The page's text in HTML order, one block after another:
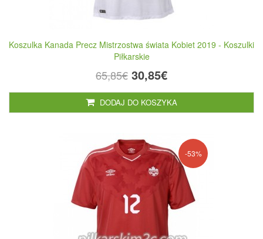
Koszulka Kanada Precz Mistrzostwa świata Kobiet 2019 - Koszulki
Piłkarskie
65,85€ 30,85€
DODAJ DO KOSZYKA
-53%